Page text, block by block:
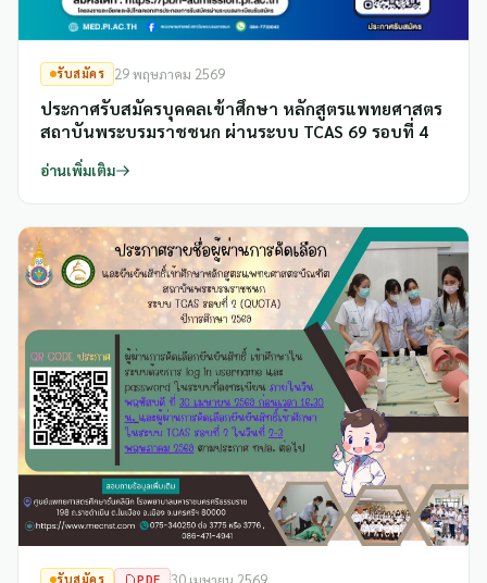
รับสมัคร 29 พฤษภาคม 2569
ประกาศรับสมัครบุคคลเข้าศึกษา หลักสูตรแพทยศาสตร
สถาบันพระบรมราชชนก ผ่านระบบ TCAS 69 รอบที่ 4
อ่านเพิ่มเติม
รับสมัคร PDF